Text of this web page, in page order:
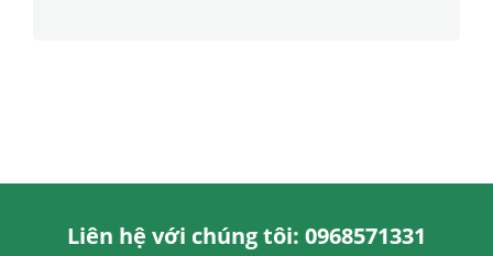
Liên hệ với chúng tôi: 0968571331